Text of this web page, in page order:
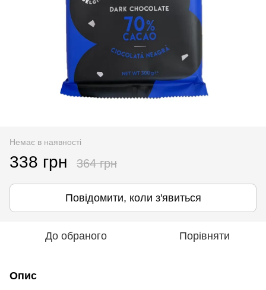
Немає в наявності
338 грн 364 грн
Повідомити, коли з'явиться
До обраного Порівняти
Опис